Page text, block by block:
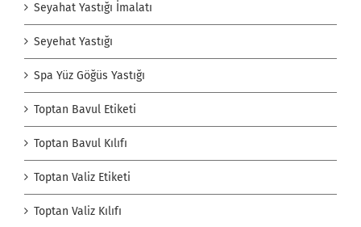
Seyahat Yastığı İmalatı
Seyehat Yastığı
Spa Yüz Göğüs Yastığı
Toptan Bavul Etiketi
Toptan Bavul Kılıfı
Toptan Valiz Etiketi
Toptan Valiz Kılıfı